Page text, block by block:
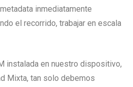
inmediatamente
el recorrido, trabajar en escala
instalada en nuestro dispositivo,
Mixta, tan solo debemos